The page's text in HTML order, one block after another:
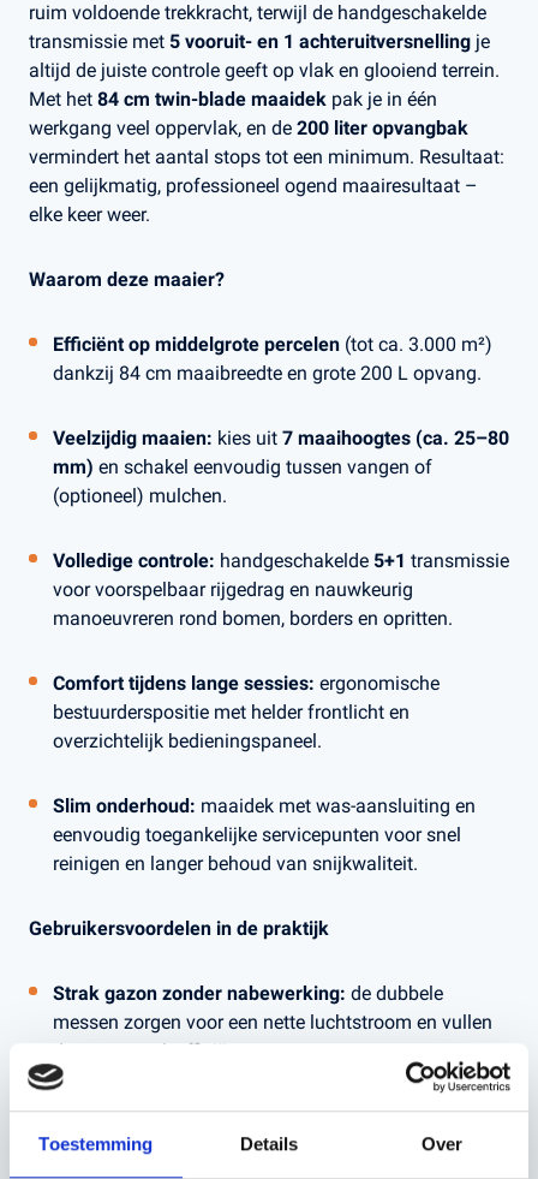
Toestemming Details Over
ruim voldoende trekkracht, terwijl de handgeschakelde
transmissie met 5 vooruit- en 1 achteruitversnelling je
altijd de juiste controle geeft op vlak en glooiend terrein.
Met het 84 cm twin-blade maaidek pak je in één
werkgang veel oppervlak, en de 200 liter opvangbak
vermindert het aantal stops tot een minimum. Resultaat:
een gelijkmatig, professioneel ogend maairesultaat –
elke keer weer.
Waarom deze maaier?
Efficiënt op middelgrote percelen (tot ca. 3.000 m²)
dankzij 84 cm maaibreedte en grote 200 L opvang.
Veelzijdig maaien: kies uit 7 maaihoogtes (ca. 25–80
mm) en schakel eenvoudig tussen vangen of
(optioneel) mulchen.
Volledige controle: handgeschakelde 5+1 transmissie
voor voorspelbaar rijgedrag en nauwkeurig
manoeuvreren rond bomen, borders en opritten.
Comfort tijdens lange sessies: ergonomische
bestuurderspositie met helder frontlicht en
overzichtelijk bedieningspaneel.
Slim onderhoud: maaidek met was-aansluiting en
eenvoudig toegankelijke servicepunten voor snel
reinigen en langer behoud van snijkwaliteit.
Gebruikersvoordelen in de praktijk
Strak gazon zonder nabewerking: de dubbele
messen zorgen voor een nette luchtstroom en vullen
de opvangzak efficiënt.
Minder stilstand, meer doen:grote opvang, ruime
brandstoftank en directe sleutelstart maken
doorwerken eenvoudig.